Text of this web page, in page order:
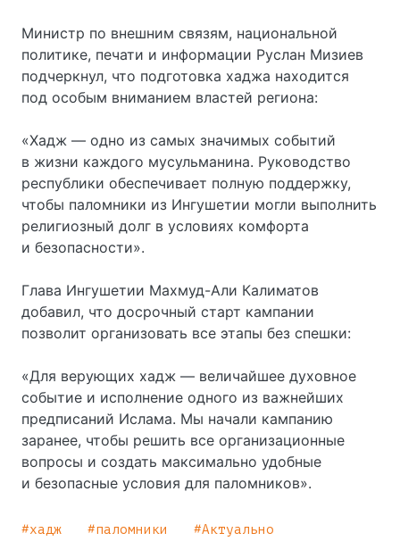
Министр по внешним связям, национальной
политике, печати и информации Руслан Мизиев
подчеркнул, что подготовка хаджа находится
под особым вниманием властей региона:
«Хадж — одно из самых значимых событий
в жизни каждого мусульманина. Руководство
республики обеспечивает полную поддержку,
чтобы паломники из Ингушетии могли выполнить
религиозный долг в условиях комфорта
и безопасности».
Глава Ингушетии Махмуд-Али Калиматов
добавил, что досрочный старт кампании
позволит организовать все этапы без спешки:
«Для верующих хадж — величайшее духовное
событие и исполнение одного из важнейших
предписаний Ислама. Мы начали кампанию
заранее, чтобы решить все организационные
вопросы и создать максимально удобные
и безопасные условия для паломников».
хадж паломники Актуально